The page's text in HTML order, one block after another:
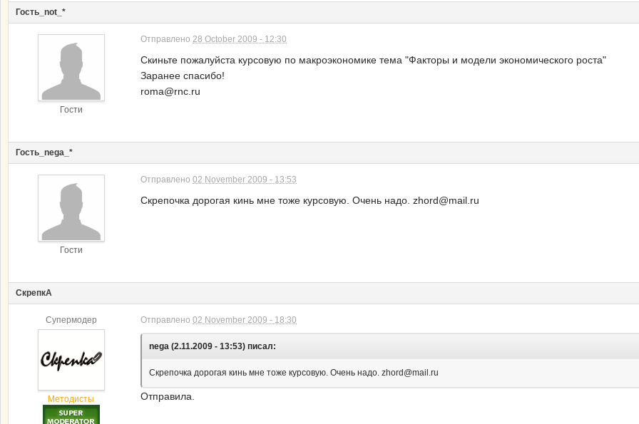
Гость_not_*
Гости
Отправлено 28 October 2009 - 12:30
Скиньте пожалуйста курсовую по макроэкономике тема "Факторы и модели экономического роста"
Заранее спасибо!
roma@rnc.ru
Гость_nega_*
Гости
Отправлено 02 November 2009 - 13:53
Скрепочка дорогая кинь мне тоже курсовую. Очень надо. zhord@mail.ru
СкрепкА
Супермодер
Методисты
Отправлено 02 November 2009 - 18:30
nega (2.11.2009 - 13:53) писал:
Скрепочка дорогая кинь мне тоже курсовую. Очень надо. zhord@mail.ru
Отправила.